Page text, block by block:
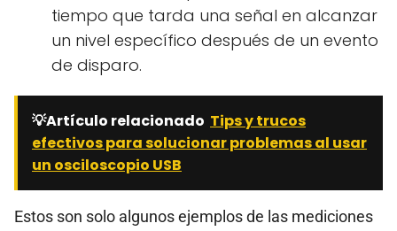
tiempo que tarda una señal en alcanzar
un nivel específico después de un evento
de disparo.
💡Artículo relacionado Tips y trucos
efectivos para solucionar problemas al usar
un osciloscopio USB
Estos son solo algunos ejemplos de las mediciones